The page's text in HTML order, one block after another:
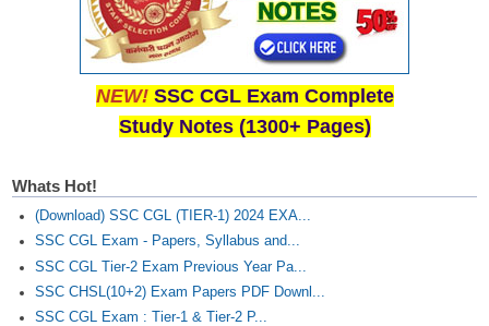
NEW! SSC CGL Exam Complete
Study Notes (1300+ Pages)
Whats Hot!
(Download) SSC CGL (TIER-1) 2024 EXA...
SSC CGL Exam - Papers, Syllabus and...
SSC CGL Tier-2 Exam Previous Year Pa...
SSC CHSL(10+2) Exam Papers PDF Downl...
SSC CGL Exam : Tier-1 & Tier-2 P...